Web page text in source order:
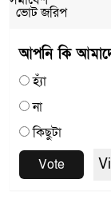
ভোট জরিপ
আপনি কি
হ্যাঁ
না
কিছুটা
Vote